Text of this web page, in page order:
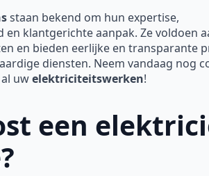
staan bekend om hun expertise,
klantgerichte aanpak. Ze voldoen
en bieden eerlijke en transparante
diensten. Neem vandaag nog
uwelektriciteitswerken!
een